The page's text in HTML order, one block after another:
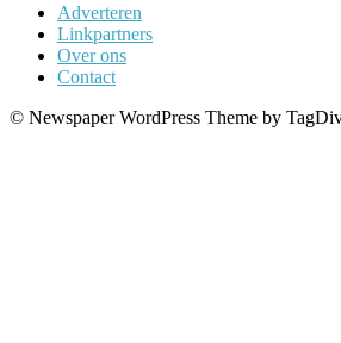
Adverteren
Linkpartners
Over ons
Contact
© Newspaper WordPress Theme by